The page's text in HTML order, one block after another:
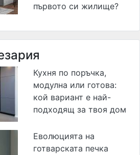
първото си жилище?
Кухня по поръчка,
модулна или готова:
кой вариант е най-
подходящ за твоя дом
Еволюцията на
готварската печка